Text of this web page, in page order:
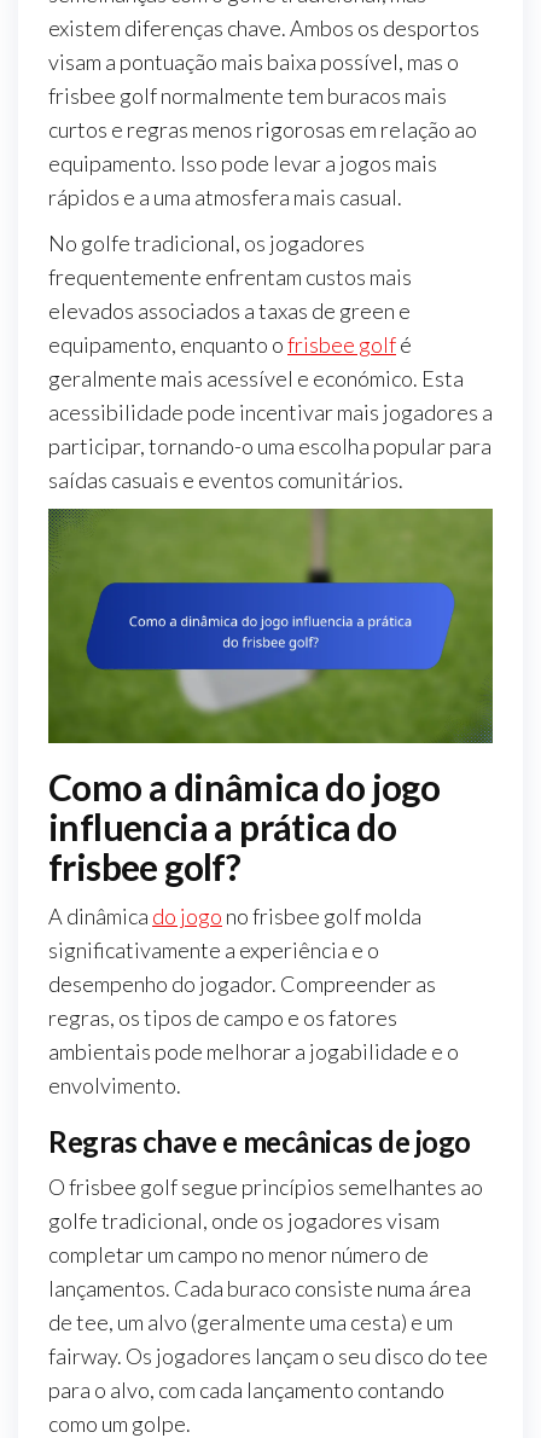
existem diferenças chave. Ambos os desportos
visam a pontuação mais baixa possível, mas o
frisbee golf normalmente tem buracos mais
curtos e regras menos rigorosas em relação ao
equipamento. Isso pode levar a jogos mais
rápidos e a uma atmosfera mais casual.
No golfe tradicional, os jogadores
frequentemente enfrentam custos mais
elevados associados a taxas de green e
equipamento, enquanto ofrisbee golfé
geralmente mais acessível e económico. Esta
acessibilidade pode incentivar mais jogadores a
participar, tornando-o uma escolha popular para
saídas casuais e eventos comunitários.
Como a dinâmica do jogo
influencia a prática do
frisbee golf?
A dinâmica do jogo no frisbee golf molda
significativamente a experiência e o
desempenho do jogador. Compreender as
regras, os tipos de campo e os fatores
ambientais pode melhorar a jogabilidade e o
envolvimento.
Regras chave e mecânicas de jogo
O frisbee golf segue princípios semelhantes ao
golfe tradicional, onde os jogadores visam
completar um campo no menor número de
lançamentos. Cada buraco consiste numa área
de tee, um alvo (geralmente uma cesta) e um
fairway. Os jogadores lançam o seu disco do tee
para o alvo, com cada lançamento contando
como um golpe.